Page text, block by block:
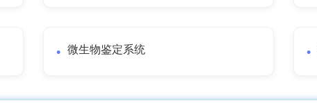
微生物鉴定系统